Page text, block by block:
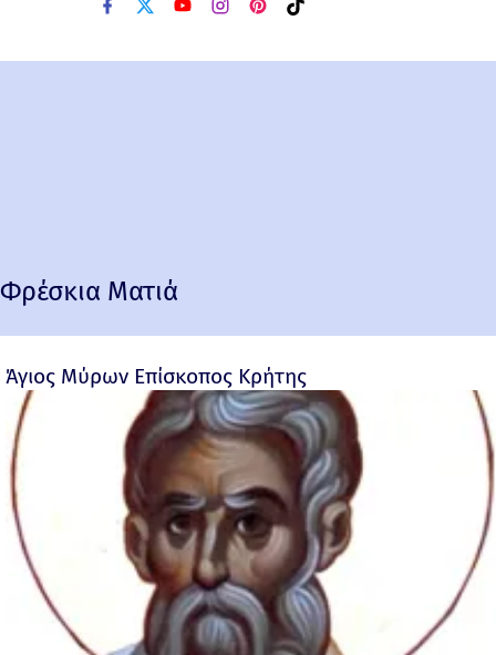
Φρέσκια Ματιά
Άγιος Μύρων Επίσκοπος Κρήτης